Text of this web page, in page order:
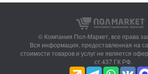
© Компания Пол-Маркет, все права
Вся информация, предоставленная на
стоимости товаров и услуг не является
ст.437 ГК РФ.